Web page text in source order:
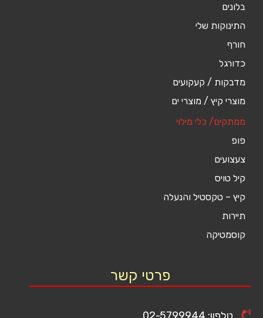
בלונים
התינוקות שלי
חורף
כדורגל
מדבקות / קעקועים
מוצרי קיץ / מוצרי ים
ממתקים/ כלי מילוי
פופ
צעצועים
קיל טויס
קיץ – טקסטיל והנעלה
תיירות
קוסמטיקה
פרטי קשר
טלפון: 02-5799944